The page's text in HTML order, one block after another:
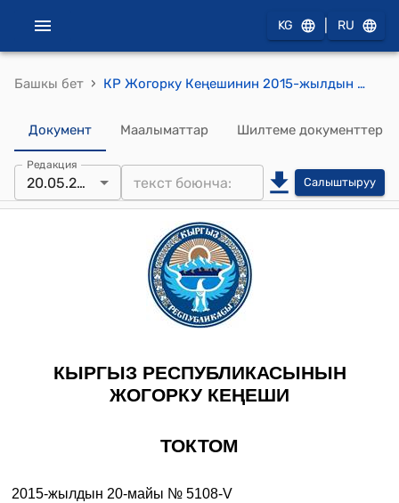
KG RU
Башкы бет › КР Жогорку Кеңешинин 2015-жылдын 20-майындагы № 5108-V "Кыргыз Республикасынын Администрациялык жоопкерчилик жөнүндө кодексине өзгөртүү киргизүү тууралуу" Кыргыз Республикасынын Мыйзамынын долбоорун биринчи окууда кабыл алуу жөнүндө" токтому
Документ Маалыматтар Шилтеме документтер
Редакция
20.05.2015 Салыштыруу